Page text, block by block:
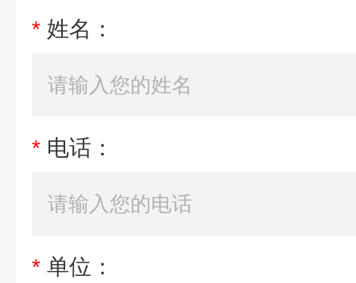
* 姓名：
* 电话：
* 单位：